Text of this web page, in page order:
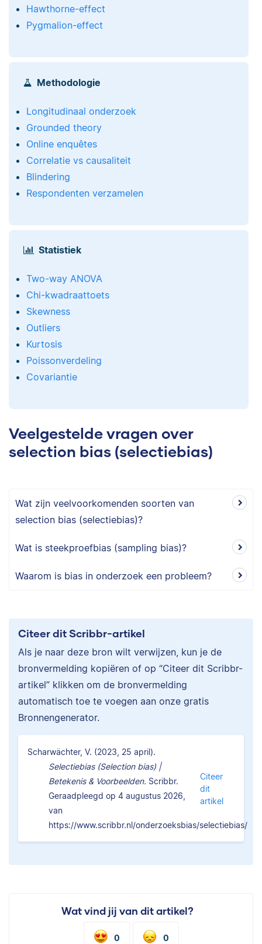
Hawthorne-effect
Pygmalion-effect
Methodologie
Longitudinaal onderzoek
Grounded theory
Online enquêtes
Correlatie vs causaliteit
Blindering
Respondenten verzamelen
Statistiek
Two-way ANOVA
Chi-kwadraattoets
Skewness
Outliers
Kurtosis
Poissonverdeling
Covariantie
Veelgestelde vragen over
selection bias (selectiebias)
Wat zijn veelvoorkomenden soorten van
selection bias (selectiebias)?
Wat is steekproefbias (sampling bias)?
Waarom is bias in onderzoek een probleem?
Citeer dit Scribbr-artikel
Als je naar deze bron wilt verwijzen, kun je de
bronvermelding kopiëren of op “Citeer dit Scribbr-
artikel” klikken om de bronvermelding
automatisch toe te voegen aan onze gratis
Bronnengenerator.
Scharwächter, V. (2023, 25 april).
Selectiebias (Selection bias) |
Betekenis & Voorbeelden. Scribbr.
Geraadpleegd op 4 augustus 2026,
van
https://www.scribbr.nl/onderzoeksbias/selectiebias/
Citeer
dit
artikel
Wat vind jij van dit artikel?
0 0